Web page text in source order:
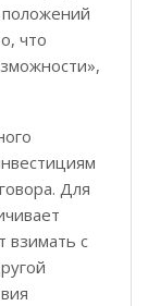
что
Для
взимать с